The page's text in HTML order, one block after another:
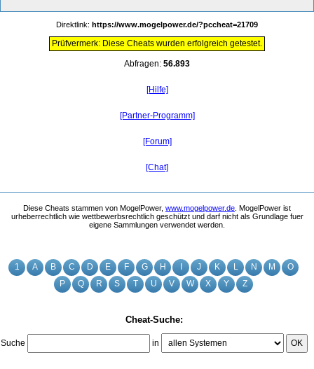
1 A B C D E F G H J K L N M
O
P
Q R S T U V W X Y Z
Cheat-Suche:
Suche in OK
Direktlink: https://www.mogelpower.de/?pccheat=21709
Prüfvermerk: Diese Cheats wurden erfolgreich getestet.
Abfragen: 56.893
[Hilfe]
[Partner-Programm]
[Forum]
[Chat]
Diese Cheats stammen von MogelPower, www.mogelpower.de . MogelPower ist
urheberrechtlich wie wettbewerbsrechtlich geschützt und darf nicht als Grundlage fuer
eigene Sammlungen verwendet werden.